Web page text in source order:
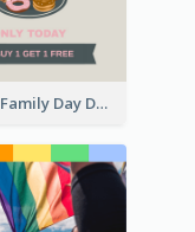
Sweet Family Day Dessert Offer Instagram Story